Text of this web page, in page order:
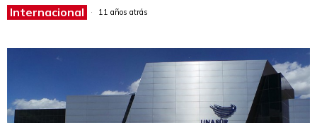
Internacional 11 años atrás